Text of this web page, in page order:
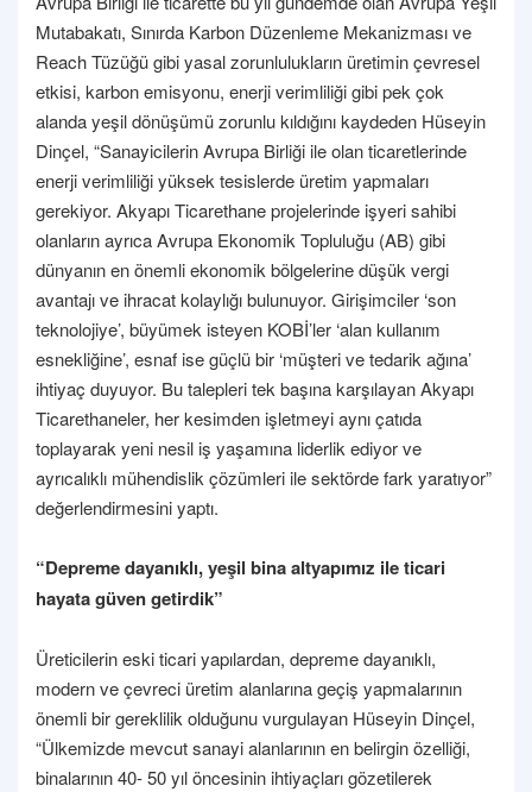
Mutabakatı, Sınırda Karbon Düzenleme Mekanizması ve
Reach Tüzüğü gibi yasal zorunlulukların üretimin çevresel
etkisi, karbon emisyonu, enerji verimliliği gibi pek çok
alanda yeşil dönüşümü zorunlu kıldığını kaydeden Hüseyin
Dinçel, “Sanayicilerin Avrupa Birliği ile olan ticaretlerinde
enerji verimliliği yüksek tesislerde üretim yapmaları
gerekiyor. Akyapı Ticarethane projelerinde işyeri sahibi
olanların ayrıca Avrupa Ekonomik Topluluğu (AB) gibi
dünyanın en önemli ekonomik bölgelerine düşük vergi
avantajı ve ihracat kolaylığı bulunuyor. Girişimciler ‘son
teknolojiye’, büyümek isteyen KOBİ’ler ‘alan kullanım
esnekliğine’, esnaf ise güçlü bir ‘müşteri ve tedarik ağına’
ihtiyaç duyuyor. Bu talepleri tek başına karşılayan Akyapı
Ticarethaneler, her kesimden işletmeyi aynı çatıda
toplayarak yeni nesil iş yaşamına liderlik ediyor ve
ayrıcalıklı mühendislik çözümleri ile sektörde fark yaratıyor”
değerlendirmesini yaptı.
“Depreme dayanıklı, yeşil bina altyapımız ile ticari
hayata güven getirdik”
Üreticilerin eski ticari yapılardan, depreme dayanıklı,
modern ve çevreci üretim alanlarına geçiş yapmalarının
önemli bir gereklilik olduğunu vurgulayan Hüseyin Dinçel,
“Ülkemizde mevcut sanayi alanlarının en belirgin özelliği,
binalarının 40- 50 yıl öncesinin ihtiyaçları gözetilerek